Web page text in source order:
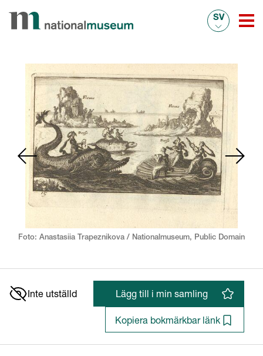
SV
Foto: Anastasiia Trapeznikova / Nationalmuseum, Public Domain
Inte utställd Lägg till i min samling
Kopiera bokmärkbar länk